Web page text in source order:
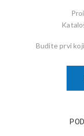
Budite prvi